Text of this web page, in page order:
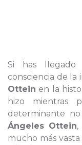
Si has
consciencia de
Ottein en la
hizo mientras
determinante
Ángeles Ottein,
mucho más